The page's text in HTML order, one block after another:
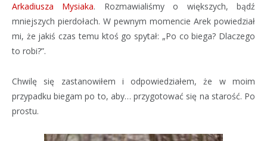
Arkadiusza Mysiaka. Rozmawialiśmy o większych, bądź
mniejszych pierdołach. W pewnym momencie Arek powiedział
mi, że jakiś czas temu ktoś go spytał: „Po co biega? Dlaczego
to robi?”.
Chwilę się zastanowiłem i odpowiedziałem, że w moim
przypadku biegam po to, aby… przygotować się na starość. Po
prostu.